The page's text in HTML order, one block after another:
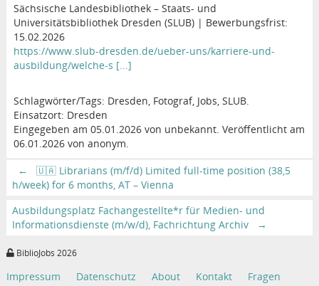
Sächsische Landesbibliothek – Staats- und
Universitätsbibliothek Dresden (SLUB) | Bewerbungsfrist:
15.02.2026
https://www.slub-dresden.de/ueber-uns/karriere-und-
ausbildung/welche-s [...]
Schlagwörter/Tags: Dresden, Fotograf, Jobs, SLUB.
Einsatzort: Dresden
Eingegeben am 05.01.2026 von unbekannt. Veröffentlicht am
06.01.2026 von anonym.
←
🇺🇦 Librarians (m/f/d) Limited full-time position (38,5
h/week) for 6 months, AT – Vienna
Ausbildungsplatz Fachangestellte*r für Medien- und
Informationsdienste (m/w/d), Fachrichtung Archiv
→
BiblioJobs 2026
Impressum Datenschutz About Kontakt Fragen